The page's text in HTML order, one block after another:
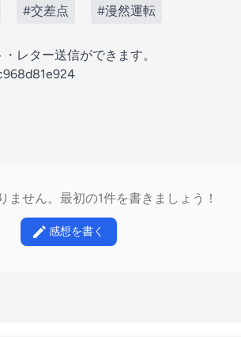
#交差点
#漫然運転
レター送信ができます。
ません。最初の1件を書きましょう！
感想を書く